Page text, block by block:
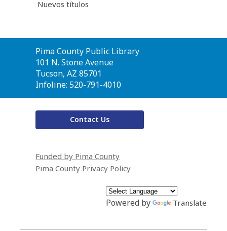
Nuevos títulos
Contact
the
Library
Pima County Public Library
101 N. Stone Avenue
Tucson, AZ 85701
Infoline: 520-791-4010
Contact Us
Funded by Pima County
Pima County Privacy Policy
Powered by Translate